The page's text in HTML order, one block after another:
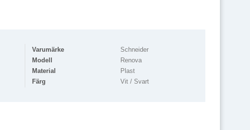
Varumärke
Schneider
Modell
Renova
Material
Plast
Färg
Vit / Svart